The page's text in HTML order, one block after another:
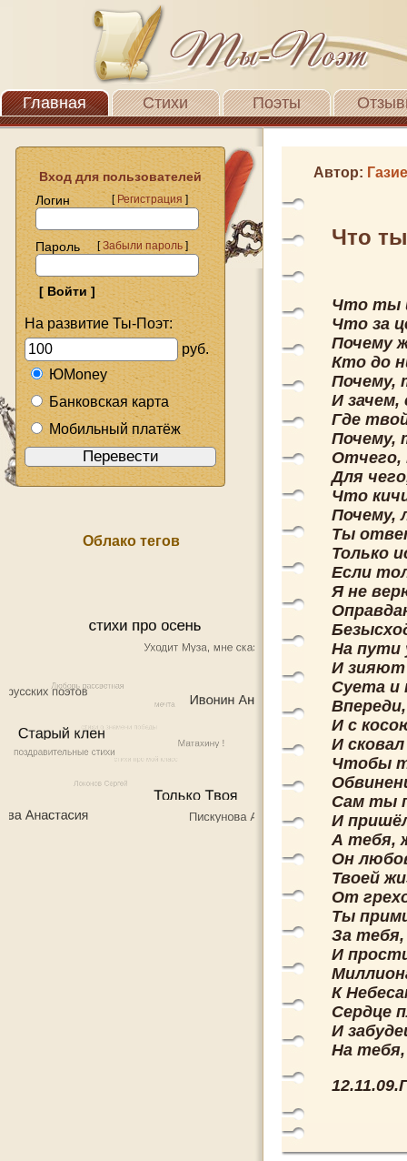
Главная Стихи Поэты
Вход для пользователей
Логин
[Регистрация]
Пароль [Забыли пароль]
На развитие Ты-Поэт:
руб.
ЮMoney
Банковская карта
Мобильный платёж
Облако тегов
Автор:
Что
Что ты
Что за
Почему
Кто до
Почему,
И зачем,
Где
Почему,
Отчего,
Для
Что
Почему,
Ты
Только
Если
Я не
На пути
И зияют
Суета и
И с
И
Чтобы
Сам ты
И
А тебя,
Он
Твоей
От
Ты
За
И
К
Сердце
И
На